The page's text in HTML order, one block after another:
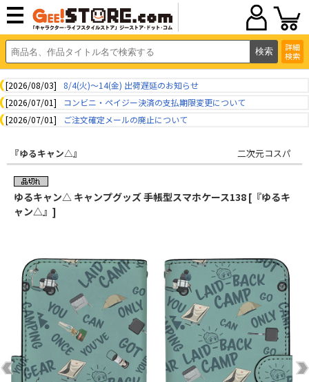
詳細
検索
[2026/08/03]
8/4(火)～14(金) 出荷遅延のお知らせ
[2026/07/01]
コンビニ・ペイジー決済の支払期限変更について
[2026/07/01]
ご注文確定メールの廃止について
『ゆるキャン△』 二次元コスパ
ゆるキャン△ キャンプグッズ 手帳型スマホケース138 [『ゆるキ
ャン△』]